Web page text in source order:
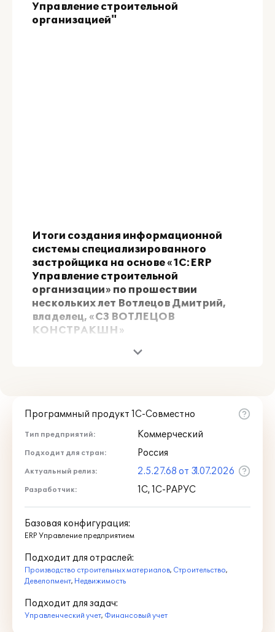
Управление строительной
организацией"
Итоги создания информационной
системы специализированного
застройщика на основе «1С:ERP
Управление строительной
организации» по прошествии
нескольких лет Вотлецов Дмитрий,
владелец, «СЗ ВОТЛЕЦОВ
КОНСТРАКШН»
помощью "1С:ERP Управление
строительной организацией 2"
(Бизнес-форум 1С:ERP онлайн 17
ноября 2021 г., Германчук Татьяна,
АО "Ренессанс Актив")
Программный продукт 1С-Совместно
Тип предприятий: Коммерческий
Подходит для стран: Россия
Актуальный релиз: 2.5.27.68 от 31.07.2026
Разработчик: 1С, 1С-РАРУС
Базовая конфигурация:
ERP Управление предприятием
Подходит для отраслей:
Производство строительных материалов, Строительство,
Девелопмент, Недвижимость
Подходит для задач:
Управленческий учет, Финансовый учет